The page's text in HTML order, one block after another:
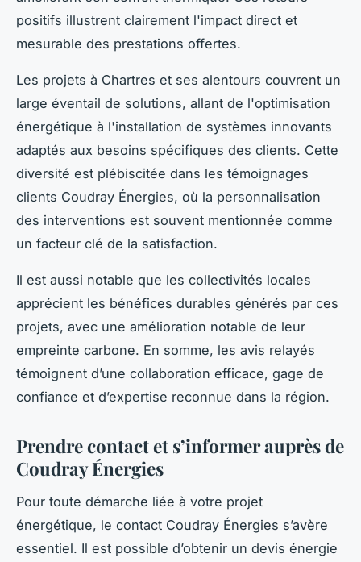
positifs illustrent clairement l'impact direct et
mesurable des prestations offertes.
Les projets à Chartres et ses alentours couvrent un
large éventail de solutions, allant de l'optimisation
énergétique à l'installation de systèmes innovants
adaptés aux besoins spécifiques des clients. Cette
diversité est plébiscitée dans les témoignages
clients Coudray Énergies, où la personnalisation
des interventions est souvent mentionnée comme
un facteur clé de la satisfaction.
Il est aussi notable que les collectivités locales
apprécient les bénéfices durables générés par ces
projets, avec une amélioration notable de leur
empreinte carbone. En somme, les avis relayés
témoignent d’une collaboration efficace, gage de
confiance et d’expertise reconnue dans la région.
Prendre contact et s’informer auprès de
Coudray Énergies
Pour toute démarche liée à votre projet
énergétique, le contact Coudray Énergies s’avère
essentiel. Il est possible d’obtenir un devis énergie